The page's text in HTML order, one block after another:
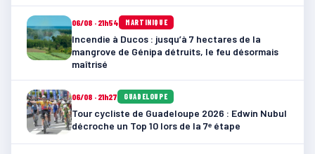
06/08 · 21h54 MARTINIQUE
Incendie à Ducos : jusqu’à 7 hectares de la
mangrove de Génipa détruits, le feu désormais
maîtrisé
06/08 · 21h27 GUADELOUPE
Tour cycliste de Guadeloupe 2026 : Edwin Nubul
décroche un Top 10 lors de la 7ᵉ étape